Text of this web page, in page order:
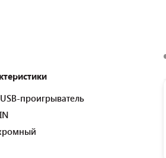
USB-проигрыватель